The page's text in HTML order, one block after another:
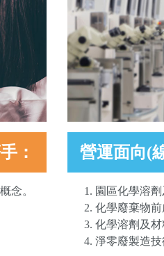
：
念。
營運面向(
園區化學溶
化學廢棄物前
化學溶劑及材
淨零廢製造技